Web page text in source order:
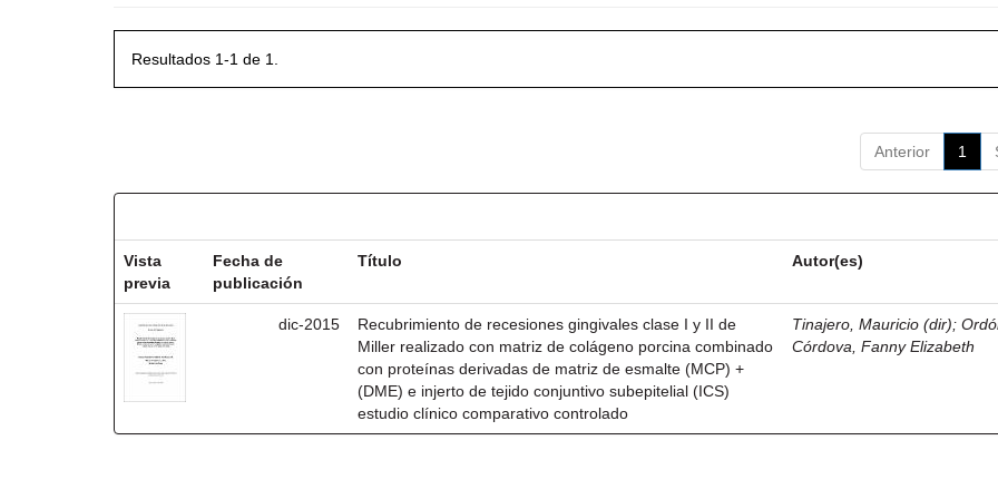
Resultados 1-1 de 1.
Anterior 1
Vista
previa
Fecha de
publicación
Título Autor(es)
dic-2015
Recubrimiento de recesiones gingivales clase I y II de
Miller realizado con matriz de colágeno porcina combinado
con proteínas derivadas de matriz de esmalte (MCP) +
(DME) e injerto de tejido conjuntivo subepitelial (ICS)
estudio clínico comparativo controlado
Tinajero, Mauricio (dir);
Córdova, Fanny Elizabeth